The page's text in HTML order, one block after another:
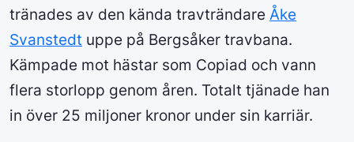
tränades av den kända travträndare Åke
Svanstedt uppe på Bergsåker travbana.
Kämpade mot hästar som Copiad och vann
flera storlopp genom åren. Totalt tjänade han
in över 25 miljoner kronor under sin karriär.